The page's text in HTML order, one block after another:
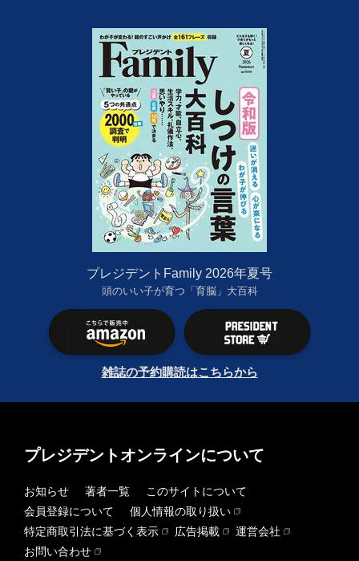
プレジデントFamily 2026年夏号
頭のいい子が育つ「育脳」大百科
雑誌の予約購読はこちらから
プレジデントオンラインについて
お知らせ 著者一覧
このサイトについて
会員登録について
個人情報の取り扱い
特定商取引法に基づく表示
広告掲載
運営会社
お問い合わせ